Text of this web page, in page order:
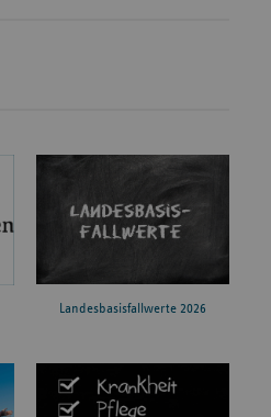
Landesbasisfallwerte 2026